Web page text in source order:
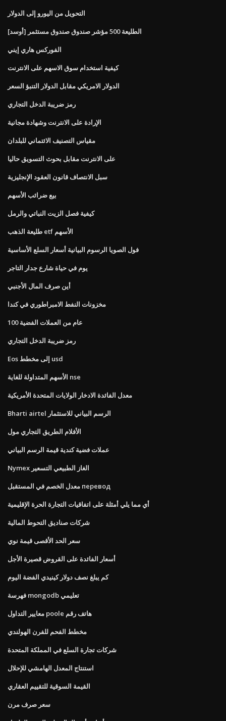
التحويل من اليورو إلى الدولار
الطليعة 500 مؤشر صندوق صندوق مستثمر [أوسد]
الفوركس هاري إيني
كيفية استخدام سوق الاسهم على الانترنت
الدولار الامريكي مقابل الدولار التنبؤ السعر
رمز ضريبة الدخل التجاري
الإرادة على الانترنت وشهادة مجانية
مقياس التصنيف الائتماني للبلدان
على الانترنت مقابل بحوث التسويق حاليا
سبل الانتصاف قانون العقود الإنجليزية
بيع ضرائب الأسهم
كيفية فصل الزيت النباتي والرمل
طليعة الذهب etf الأسهم
فول الصويا الرسوم البيانية أسعار السلع الأساسية
يوم في حياة شارع جدار التاجر
أين صرف المال الأجنبي
مخزونات النفط الامبراطوري في كندا
100 عام من العملات الفضية
رمز ضريبة الدخل التجاري
Eos إلى مخطط usd
الأسهم المتداولة للغاية nse
معدل الفائدة الادخار الولايات المتحدة الأمريكية
Bharti airtel الرسم البياني للاستثمار
الأفلام الطريق التجاري مول
عملات فضية كندية قيمة الرسم البياني
Nymex الغاز الطبيعي التسعير
معدل الخصم في المستقبل перевод
أي مما يلي أمثلة على اتفاقيات التجارة الحرة الإقليمية
شركات صناديق التحوط المالية
سعر الحد الأقصى قيمة نوي
أسعار الفائدة على القروض قصيرة الأجل
كم يبلغ نصف دولار كينيدي الفضة اليوم
فهرسة mongodb تعليمي
معايير التداول poole هاتف رقم
مخطط الفحم للفرن الهولندي
شركات تجارة السلع في المملكة المتحدة
استنتاج المعدل الهامشي للإحلال
القيمة السوقية للتقييم العقاري
سعر صرف مرن